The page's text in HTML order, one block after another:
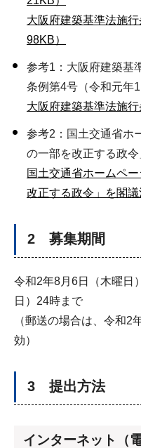
大阪府建築基準法施
98KB）
参考1：大阪府建築基
条例第4号（令和元年
大阪府建築基準法施行
参考2：国土交通省ホ
の一部を改正する政
国土交通省ホームペ
改正する政令」を閣議
2 募集期間
令和2年8月6日（木曜日
日）24時まで
（郵送の場合は、令和2
効）
3 提出方法
インターネット（